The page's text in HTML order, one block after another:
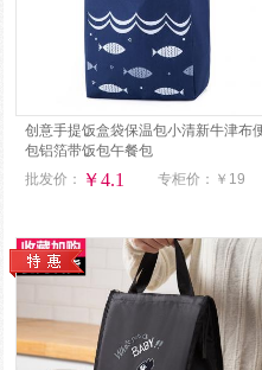
创意手提饭盒袋保温包小清新牛津布
包铝箔带饭包午餐包
批发价：
￥4.1 专柜价： ￥19